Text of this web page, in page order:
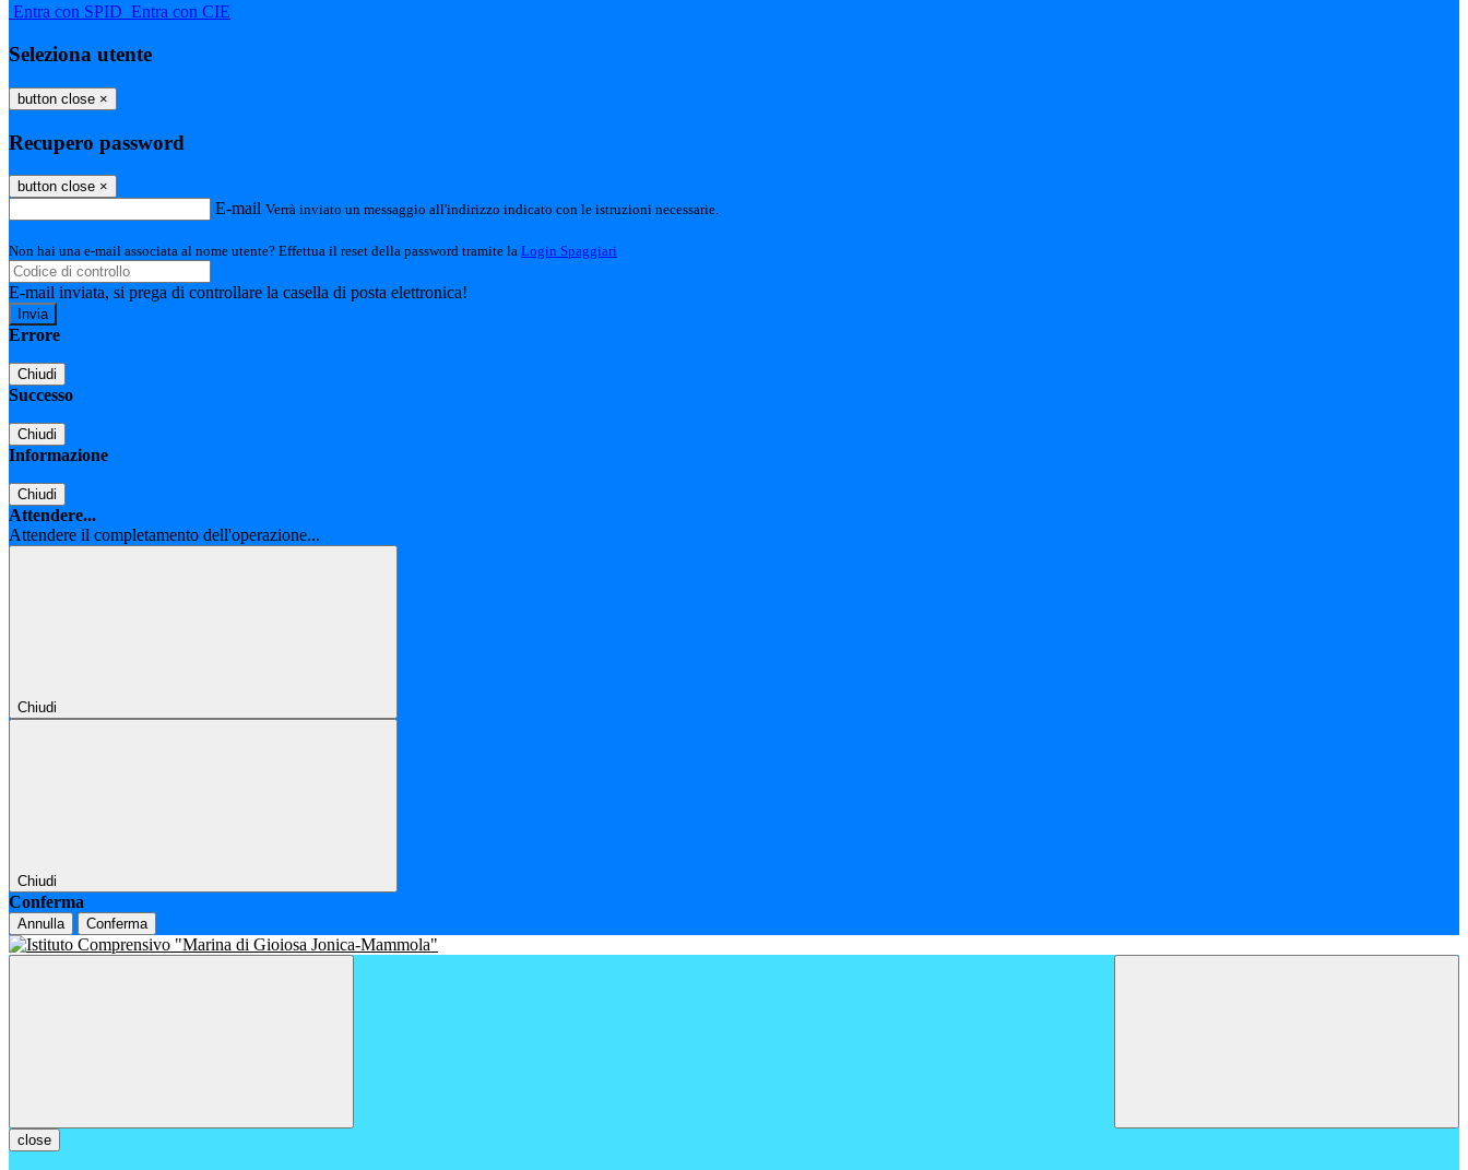
Entra con SPID Entra con CIE
Seleziona utente
button close ×
Recupero password
button close ×
E-mail Verrà inviato un messaggio all'indirizzo indicato con le istruzioni necessarie.
Non hai una e-mail associata al nome utente? Effettua il reset della password tramite la Login Spaggiari
E-mail inviata, si prega di controllare la casella di posta elettronica!
Errore
Chiudi
Successo
Chiudi
Informazione
Chiudi
Attendere...
Attendere il completamento dell'operazione...
Chiudi
Chiudi
Conferma
Annulla Conferma
close